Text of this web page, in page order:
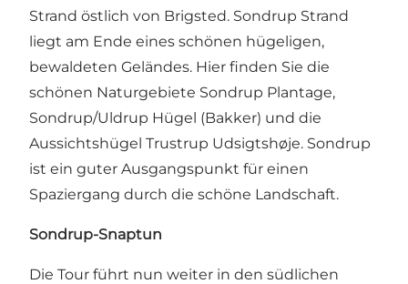
Strand östlich von Brigsted. Sondrup Strand
liegt am Ende eines schönen hügeligen,
bewaldeten Geländes. Hier finden Sie die
schönen Naturgebiete Sondrup Plantage,
Sondrup/Uldrup Hügel (Bakker) und die
Aussichtshügel Trustrup Udsigtshøje. Sondrup
ist ein guter Ausgangspunkt für einen
Spaziergang durch die schöne Landschaft.
Sondrup-Snaptun
Die Tour führt nun weiter in den südlichen